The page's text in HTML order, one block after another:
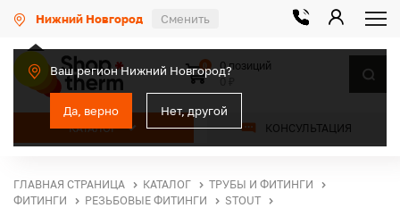
Нижний Новгород Сменить
Ваш регион Нижний Новгород?
Да, верно Нет, другой
КАТАЛОГ КОНСУЛЬТАЦИЯ
0
0 позиций
ГЛАВНАЯ СТРАНИЦА КАТАЛОГ
ТРУБЫ И ФИТИНГИ
ФИТИНГИ
РЕЗЬБОВЫЕ ФИТИНГИ
STOUT